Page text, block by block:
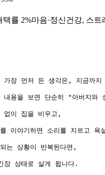
택률 2%마음·정신건강, 스트
가장 먼저 든 생각은, 지금까
내용을 보면 단순히 "아버지
없이 집을 비우고,
이야기하면 소리를 지르고 욕
는 상황이 반복된다면,
장 상태로 살게 됩니다.